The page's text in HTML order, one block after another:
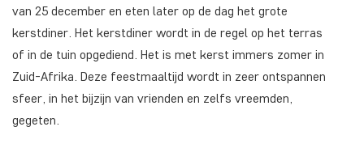
van 25 december en eten later op de dag het grote
kerstdiner. Het kerstdiner wordt in de regel op het terras
of in de tuin opgediend. Het is met kerst immers zomer in
Zuid-Afrika. Deze feestmaaltijd wordt in zeer ontspannen
sfeer, in het bijzijn van vrienden en zelfs vreemden,
gegeten.